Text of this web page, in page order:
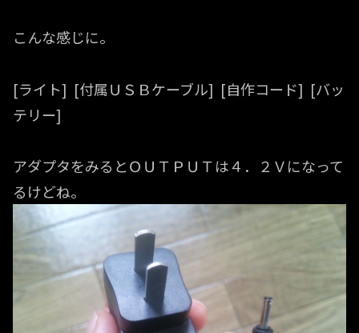
こんな感じに。
[ライト] [付属ＵＳＢケーブル] [自作コード] [バッ
テリー]
アダプタをみるとＯＵＴＰＵＴは４．２Ｖになって
るけどね。